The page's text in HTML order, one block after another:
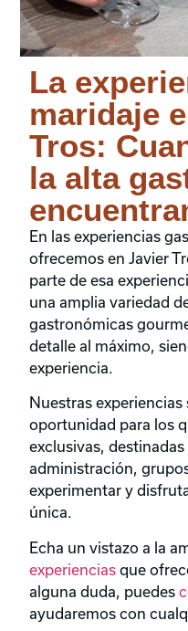
La
maridaje
Tros:
la alta
En las experiencias
ofrecemos en Javier
parte de esa
una amplia variedad
gastronómicas
detalle al máximo,
experiencia.
Nuestras
oportunidad para los
exclusivas,
administración,
experimentar y
única.
Echa un vistazo a la
experiencias que
alguna duda, puedes
ayudaremos con